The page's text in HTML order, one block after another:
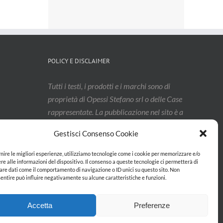
Gestisci Consenso Cookie
le migliori esperienze, utilizziamo tecnologie come i cookie per memorizzare e/o
alle informazioni del dispositivo. Il consenso a queste tecnologie ci permetterà di
dati come il comportamento di navigazione o ID unici su questo sito. Non
può influire negativamente su alcune caratteristiche e funzioni.
Accetta Preferenze
POLICY E DISCLAIMER
Tutti i testi, i prodotti e i marchi sono di
proprietà di Opessi Stefano srl o delle Case
rappresentate. La pubblicazione nel sito è a
potrebbero aver subito modifiche: vi
invitiamo a contattarci per confermarne
l’effettivo aggiornamento.
Privacy & Cookie Policy